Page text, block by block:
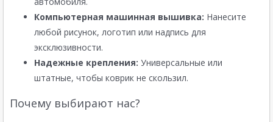
Компьютерная машинная вышивка: Нанесите
любой рисунок, логотип или надпись для
эксклюзивности.
Надежные крепления: Универсальные или
штатные, чтобы коврик не скользил.
Почему выбирают нас?